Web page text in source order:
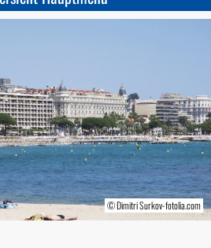
© Vasileva-fotolia.com
© Alex Tihonov-fotolia.com
© Dimitri Surkov-fotolia.com
© LiliGraphie-fotolia.com
© lukaszimilena - stock.adobe.com